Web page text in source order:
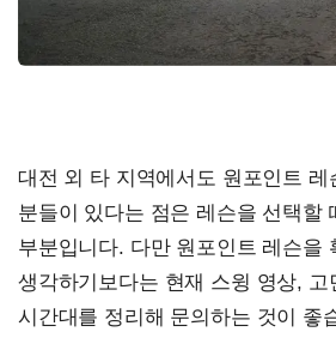
대전 외 타 지역에서도 원포인트 레
분들이 있다는 점은 레슨을 선택할
부분입니다. 다만 원포인트 레슨을
생각하기보다는 현재 스윙 영상, 고
시간대를 정리해 문의하는 것이 좋